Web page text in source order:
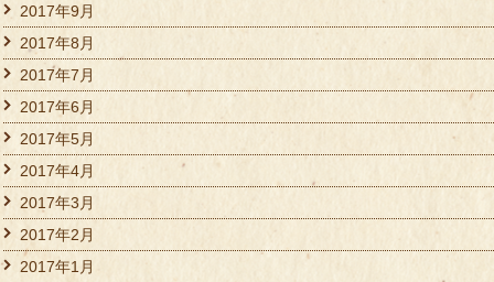
2017年9月
2017年8月
2017年7月
2017年6月
2017年5月
2017年4月
2017年3月
2017年2月
2017年1月